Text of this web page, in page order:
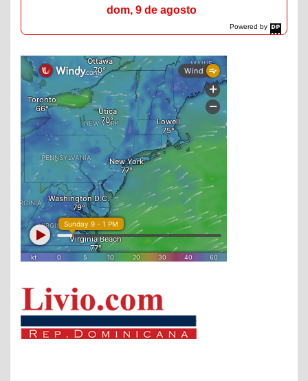
Powered by
DaysPedia.com
dom, 9 de agosto